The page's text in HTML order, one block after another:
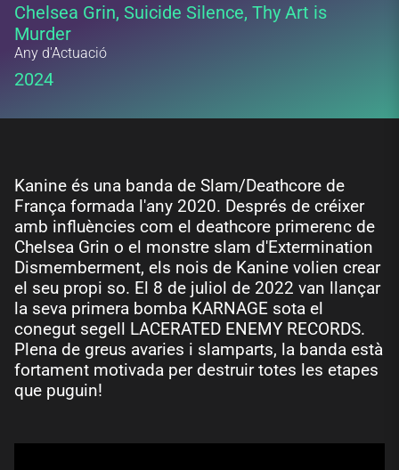
Chelsea Grin, Suicide Silence, Thy Art is
Murder
Any d'Actuació
2024
Kanine és una banda de Slam/Deathcore de
França formada l'any 2020. Després de créixer
amb influències com el deathcore primerenc de
Chelsea Grin o el monstre slam d'Extermination
Dismemberment, els nois de Kanine volien crear
el seu propi so. El 8 de juliol de 2022 van llançar
la seva primera bomba KARNAGE sota el
conegut segell LACERATED ENEMY RECORDS.
Plena de greus avaries i slamparts, la banda està
fortament motivada per destruir totes les etapes
que puguin!